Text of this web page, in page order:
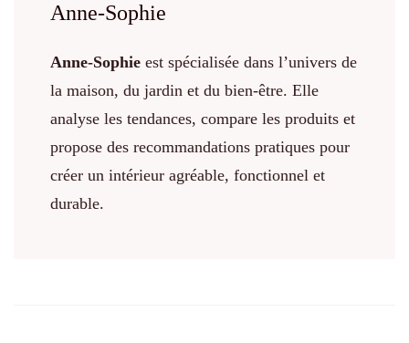
Anne-Sophie
Anne-Sophie est spécialisée dans l’univers de
la maison, du jardin et du bien-être. Elle
analyse les tendances, compare les produits et
propose des recommandations pratiques pour
créer un intérieur agréable, fonctionnel et
durable.